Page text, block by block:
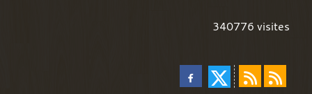
340776 visites